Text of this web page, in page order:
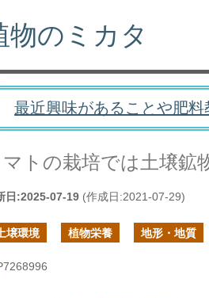
物のミカタ
最近興味があることや肥
マトの栽培では土壌鉱
日:2025-07-19 (作成日:2021-07-29)
壌環境 植物栄養 地形・地質